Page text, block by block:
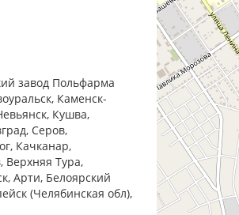
химфармзавод АО
завод
завод Польфарма
Каменск-
Кушва,
Серов,
Качканар,
Верхняя Тура,
Арти, Белоярский
(Челябинская обл),